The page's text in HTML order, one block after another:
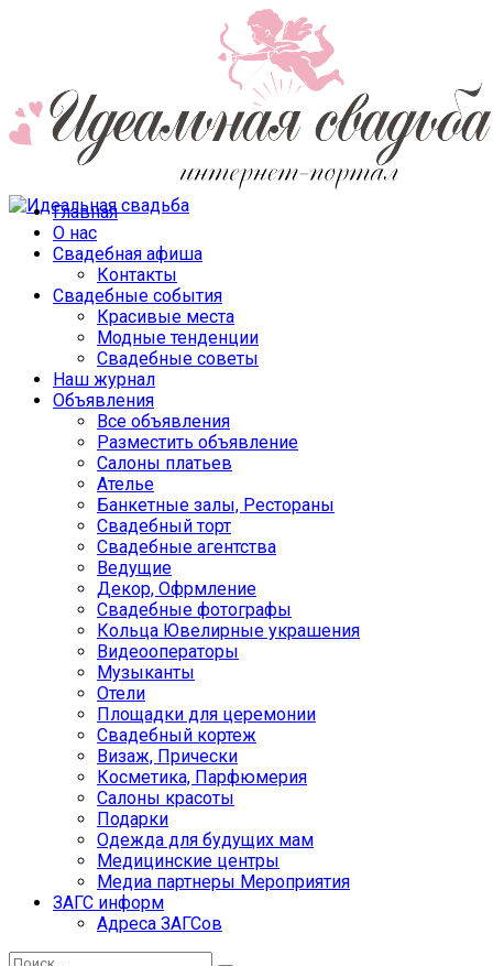
Главная
О нас
Свадебная афиша
Контакты
Свадебные события
Красивые места
Модные тенденции
Свадебные советы
Наш журнал
Объявления
Все объявления
Разместить объявление
Салоны платьев
Ателье
Банкетные залы, Рестораны
Свадебный торт
Свадебные агентства
Ведущие
Декор, Офрмление
Свадебные фотографы
Кольца Ювелирные украшения
Видеооператоры
Музыканты
Отели
Площадки для церемонии
Свадебный кортеж
Визаж, Прически
Косметика, Парфюмерия
Салоны красоты
Подарки
Одежда для будущих мам
Медицинские центры
Медиа партнеры Мероприятия
ЗАГС информ
Адреса ЗАГСов